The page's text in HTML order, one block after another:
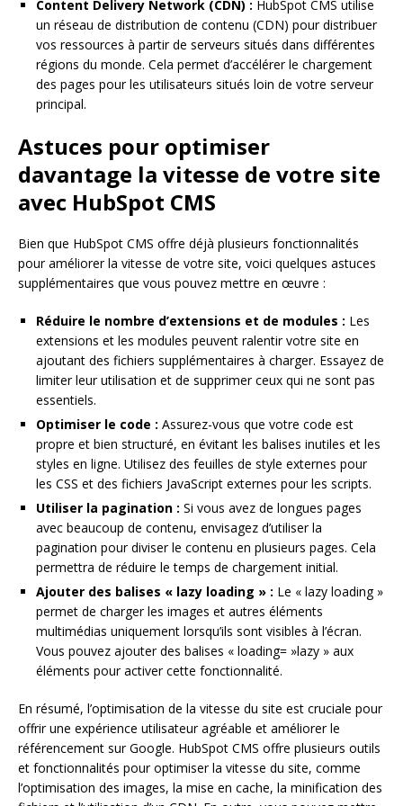
Content Delivery Network (CDN) : HubSpot CMS utilise
un réseau de distribution de contenu (CDN) pour distribuer
vos ressources à partir de serveurs situés dans différentes
régions du monde. Cela permet d’accélérer le chargement
des pages pour les utilisateurs situés loin de votre serveur
principal.
Astuces pour optimiser
davantage la vitesse de votre site
avec HubSpot CMS
Bien que HubSpot CMS offre déjà plusieurs fonctionnalités
pour améliorer la vitesse de votre site, voici quelques astuces
supplémentaires que vous pouvez mettre en œuvre :
Réduire le nombre d’extensions et de modules : Les
extensions et les modules peuvent ralentir votre site en
ajoutant des fichiers supplémentaires à charger. Essayez de
limiter leur utilisation et de supprimer ceux qui ne sont pas
essentiels.
Optimiser le code : Assurez-vous que votre code est
propre et bien structuré, en évitant les balises inutiles et les
styles en ligne. Utilisez des feuilles de style externes pour
les CSS et des fichiers JavaScript externes pour les scripts.
Utiliser la pagination : Si vous avez de longues pages
avec beaucoup de contenu, envisagez d’utiliser la
pagination pour diviser le contenu en plusieurs pages. Cela
permettra de réduire le temps de chargement initial.
Ajouter des balises « lazy loading » : Le « lazy loading »
permet de charger les images et autres éléments
multimédias uniquement lorsqu’ils sont visibles à l’écran.
Vous pouvez ajouter des balises « loading= »lazy » aux
éléments pour activer cette fonctionnalité.
En résumé, l’optimisation de la vitesse du site est cruciale pour
offrir une expérience utilisateur agréable et améliorer le
référencement sur Google. HubSpot CMS offre plusieurs outils
et fonctionnalités pour optimiser la vitesse du site, comme
l’optimisation des images, la mise en cache, la minification des